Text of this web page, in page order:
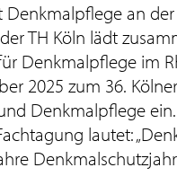
Denkmalpflege an
TH Köln lädt
Denkmalpflege im
2025 zum 36.
Denkmalpflege
lautet: